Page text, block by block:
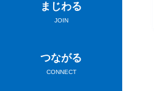
まじわる
JOIN
つながる
CONNECT